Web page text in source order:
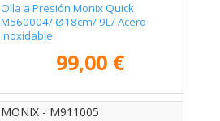
Olla a Presión Monix Quick
M560004/ Ø18cm/ 9L/ Acero
Inoxidable
99,00 €
MONIX - M911005